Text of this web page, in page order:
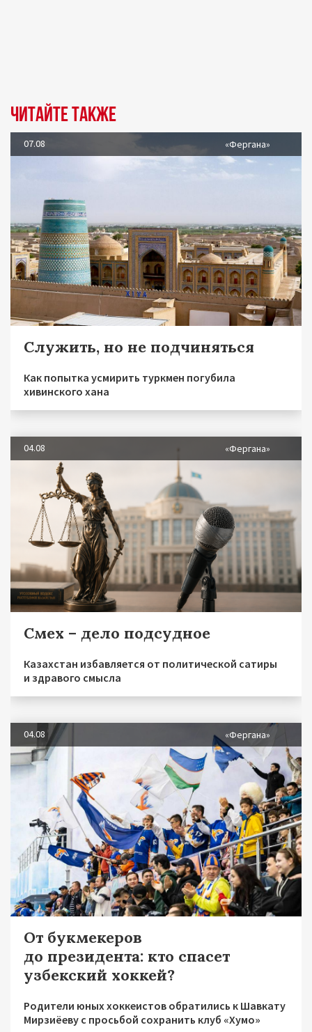
Читайте также
07.08 «Фергана»
Служить, но не подчиняться
Как попытка усмирить туркмен погубила
хивинского хана
04.08 «Фергана»
Смех – дело подсудное
Казахстан избавляется от политической сатиры
и здравого смысла
04.08 «Фергана»
От букмекеров
до президента: кто спасет
узбекский хоккей?
Родители юных хоккеистов обратились к Шавкату
Мирзиёеву с просьбой сохранить клуб «Хумо»